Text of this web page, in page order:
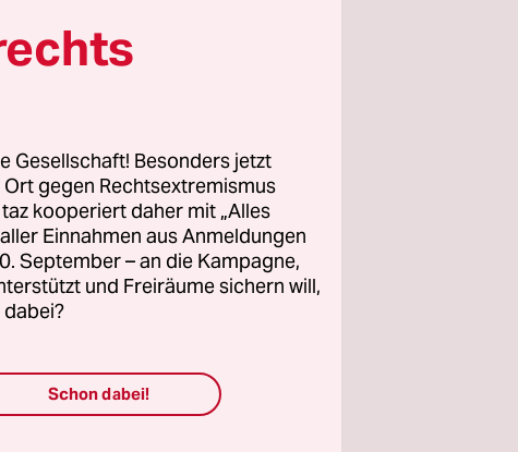
nicht,
Sie
Gesellschaft! Besonders jetzt
gegen Rechtsextremismus
kooperiert daher mit „Alles
Einnahmen aus Anmeldungen
September – an die Kampagne,
und Freiräume sichern will,
Schon dabei!